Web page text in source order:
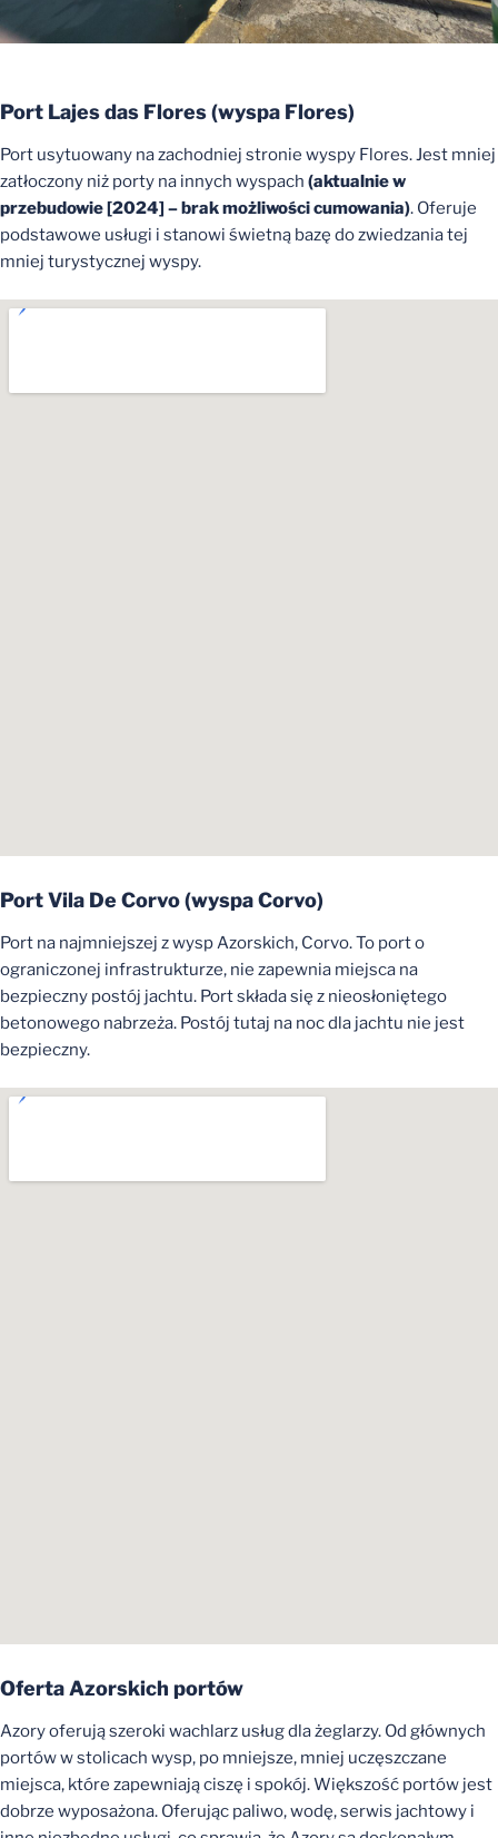
Port Lajes das Flores (wyspa Flores)
Port usytuowany na zachodniej stronie wyspy Flores. Jest mniej
zatłoczony niż porty na innych wyspach (aktualnie w
przebudowie [2024] – brak możliwości cumowania). Oferuje
podstawowe usługi i stanowi świetną bazę do zwiedzania tej
mniej turystycznej wyspy.
Port Vila De Corvo (wyspaCorvo)
Port na najmniejszej z wysp Azorskich, Corvo. To port o
ograniczonej infrastrukturze, nie zapewnia miejsca na
bezpieczny postój jachtu. Port składa się z nieosłoniętego
betonowego nabrzeża. Postój tutaj na noc dla jachtu nie jest
bezpieczny.
Oferta Azorskich portów
Azory oferują szeroki wachlarz usług dla żeglarzy. Od głównych
portów w stolicach wysp, po mniejsze, mniej uczęszczane
miejsca, które zapewniają ciszę i spokój. Większość portów jest
dobrze wyposażona. Oferując paliwo, wodę, serwis jachtowy i